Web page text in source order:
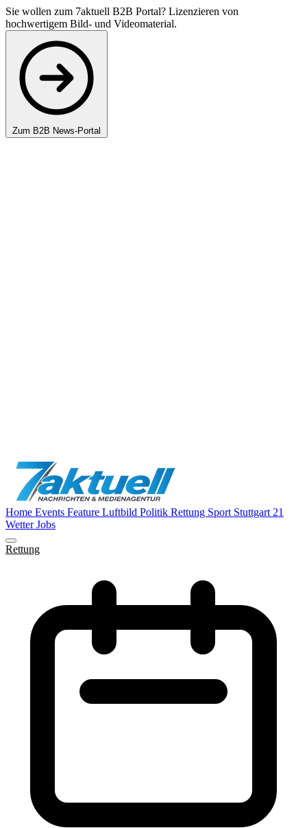
Sie wollen zum 7aktuell B2B Portal? Lizenzieren von
hochwertigem Bild- und Videomaterial.
Zum B2B News-Portal
Home Events Feature Luftbild Politik Rettung Sport Stuttgart 21
WetterJobs
Rettung